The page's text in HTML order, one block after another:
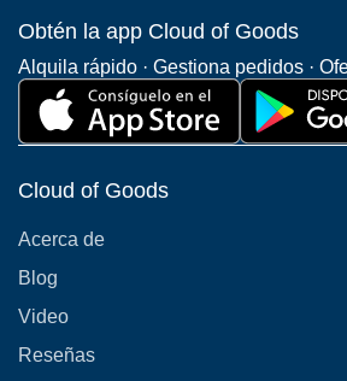
Obtén la app Cloud of Goods
Alquila rápido · Gestiona pedidos ·
Cloud of Goods
Acerca de
Blog
Video
Reseñas